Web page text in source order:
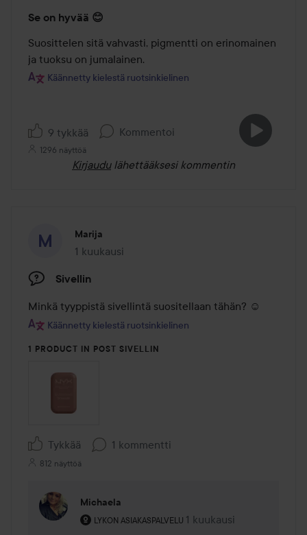
5
/
5
Se on hyvää 😊
Suosittelen sitä vahvasti, pigmentti on erinomainen
ja tuoksu on jumalainen.
Käännetty kielestä ruotsinkielinen
9 tykkää Kommentoi
1296 näyttöä
Kirjaudu lähettääksesi kommentin
Marija
1 kuukausi
Viesti luotiin 1 kuukausi
Sivellin
Minkä tyyppistä sivellintä suositellaan tähän? ☺️
Käännetty kielestä ruotsinkielinen
1 PRODUCT IN POST SIVELLIN
Tykkää 1 kommentti
812 näyttöä
Michaela
LYKON ASIAKASPALVELU
Käyttäjän rooli: Lykon asiakaspalvelu .
1 kuukausi
Kommentti lisättiin 1